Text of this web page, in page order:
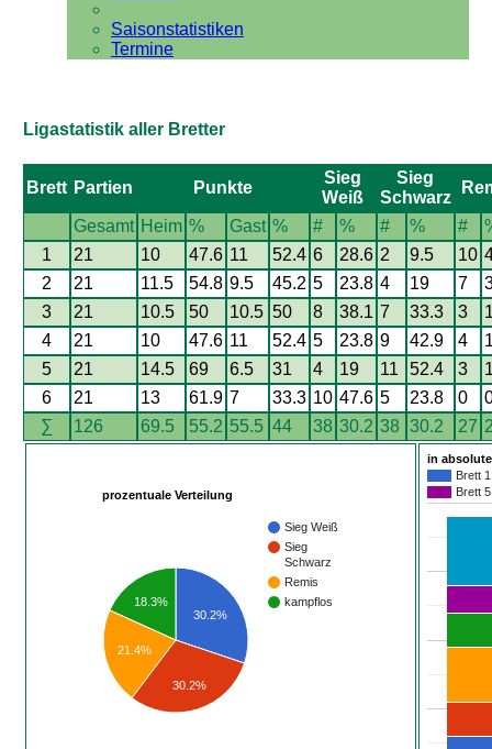
Saisonstatistiken
Termine
Ligastatistik aller Bretter
Brett Partien Punkte
Sieg
Weiß
Sieg
Schwarz
Gesamt Heim % Gast % # % # % #
1
21 10 47.6 11 52.4 6 28.6 2 9.5 10
2
21 11.5 54.8 9.5 45.2 5 23.8 4 19 7
3
21 10.5 50 10.5 50 8 38.1 7 33.3 3
4
21 10 47.6 11 52.4 5 23.8 9 42.9 4
5
21 14.5 69 6.5 31 4 19 11 52.4 3
6
21 13 61.9 7 33.3 10 47.6 5 23.8 0
∑
126 69.5 55.2 55.5 44 38 30.2 38 30.2 27
prozentuale Verteilung
Sieg Weiß
Sieg
Schwarz
Remis
kampflos
30.2%
18.3%
21.4%
30.2%
in
Brett 1
Brett 5